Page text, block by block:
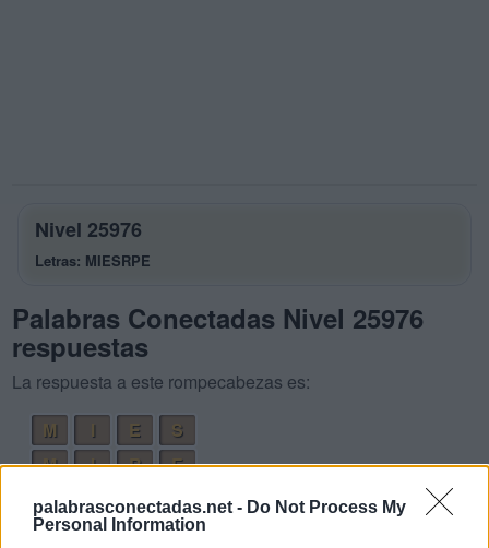
palabrasconectadas.net - Do Not Process My
Personal Information
Nivel 25976
Letras: MIESRPE
Palabras Conectadas Nivel 25976
respuestas
La respuesta a este rompecabezas es:
M
I E
S
M
I R
E
P
E E
R
P
E S
E